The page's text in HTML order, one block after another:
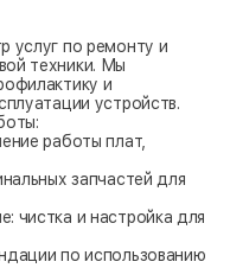
услуг по ремонту и
техники. Мы
и
устройств.
работы плат,
запчастей для
чистка и настройка для
по использованию